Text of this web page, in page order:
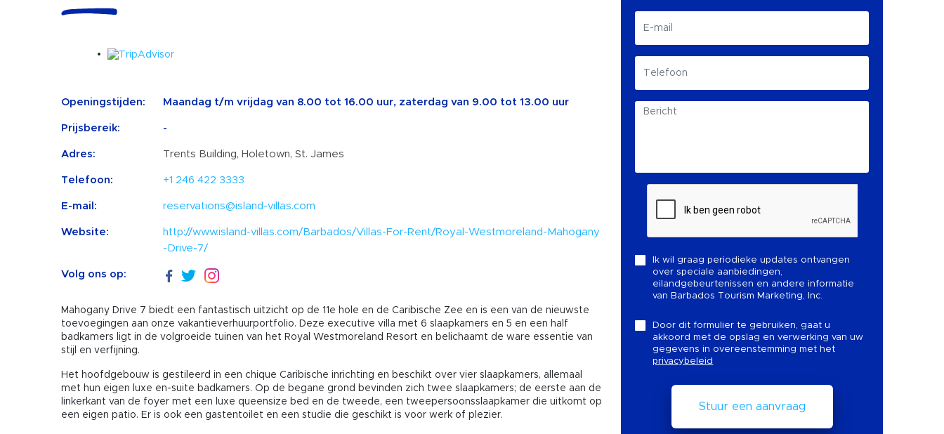
Openingstijden: Maandag t/m vrijdag van 8.00 tot 16.00 uur, zaterdag van 9.00 tot 13.00 uur
Prijsbereik: -
Adres: Trents Building, Holetown, St. James
Telefoon: +1 246 422 3333
E-mail: reservations@island-villas.com
Website:
http://www.island-villas.com/Barbados/Villas-For-Rent/Royal-Westmoreland-Mahogany
-Drive-7/
Volg ons op:
Mahogany Drive 7 biedt een fantastisch uitzicht op de 11e hole en de Caribische Zee en is een van de nieuwste
toevoegingen aan onze vakantieverhuurportfolio. Deze executive villa met 6 slaapkamers en 5 en een half
badkamers ligt in de volgroeide tuinen van het Royal Westmoreland Resort en belichaamt de ware essentie van
stijl en verfijning.
Het hoofdgebouw is gestileerd in een chique Caribische inrichting en beschikt over vier slaapkamers, allemaal
met hun eigen luxe en-suite badkamers. Op de begane grond bevinden zich twee slaapkamers; de eerste aan de
linkerkant van de foyer met een luxe queensize bed en de tweede, een tweepersoonsslaapkamer die uitkomt op
een eigen patio. Er is ook een gastentoilet en een studie die geschikt is voor werk of plezier.
Ik wil graag periodieke updates ontvangen
over speciale aanbiedingen,
eilandgebeurtenissen en andere informatie
van Barbados Tourism Marketing, Inc.
Door dit formulier te gebruiken, gaat u
akkoord met de opslag en verwerking van uw
gegevens in overeenstemming met het
privacybeleid